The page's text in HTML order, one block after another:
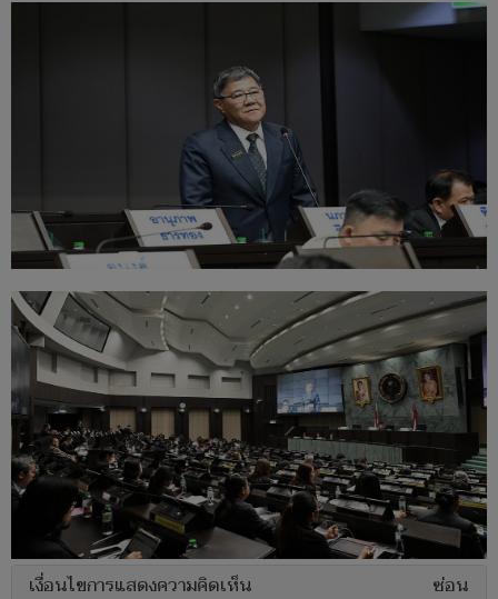
เงื่อนไขการแสดงความคิดเห็น ซ่อน